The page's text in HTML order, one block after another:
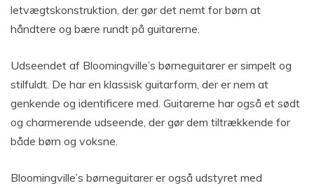
letvægtskonstruktion, der gør det nemt for børn at
håndtere og bære rundt på guitarerne.
Udseendet af Bloomingville’s børneguitarer er simpelt og
stilfuldt. De har en klassisk guitarform, der er nem at
genkende og identificere med. Guitarerne har også et sødt
og charmerende udseende, der gør dem tiltrækkende for
både børn og voksne.
Bloomingville’s børneguitarer er også udstyret med